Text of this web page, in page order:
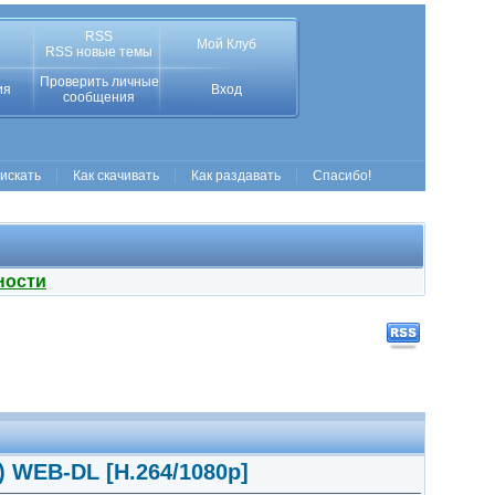
RSS
RSS новые темы
Мой Клуб
Проверить личные
сообщения
Вход
Как скачивать Как раздавать Спасибо!
DL [H.264/1080p]